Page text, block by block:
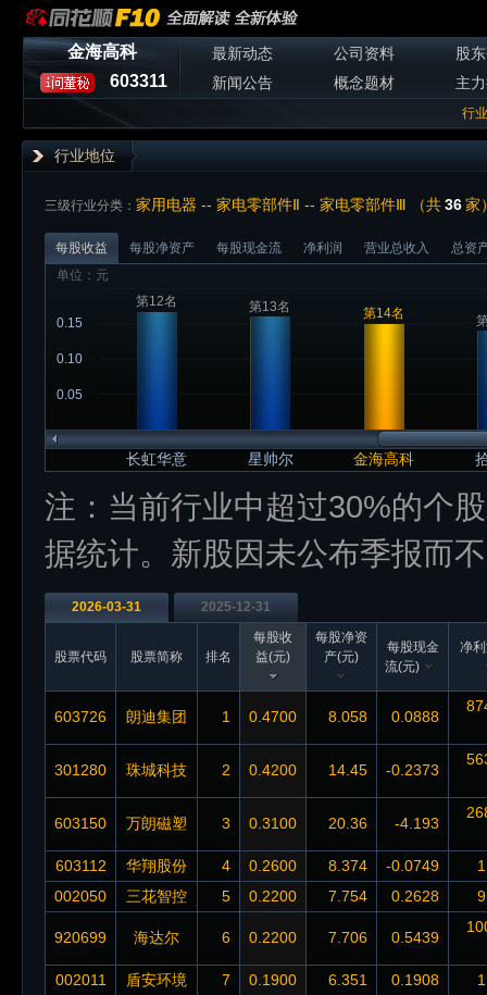
金海高科
603311
最新动态 公司资料
股
新闻公告
概念题材 主
行
行业地位
三级行业分类： 家用电器 -- 家电零部件Ⅱ -- 家电零部件Ⅲ （共36家
每股收益 每股净资产 每股现金流 净利润 营业总收入
总资
单位：元
长虹华意 星帅尔 金海高科
0.05
0.10
0.15
第12名 第13名 第14名
注：当前行业中超过30%的个
据统计。新股因未公布季报而
2026-03-31 2025-12-31
股票代码 股票简称 排名
每股收
益(元)
每股净资
产(元)
每股现金
流(元)
净
603726 朗迪集团 1 0.4700 8.058 0.0888
301280 珠城科技 2 0.4200 14.45 -0.2373
603150 万朗磁塑 3 0.3100 20.36 -4.193
603112 华翔股份 4 0.2600 8.374 -0.0749
002050
三花智控 5 0.2200 7.754 0.2628
920699 海达尔 6 0.2200 7.706 0.5439
002011 盾安环境 7 0.1900 6.351 0.1908